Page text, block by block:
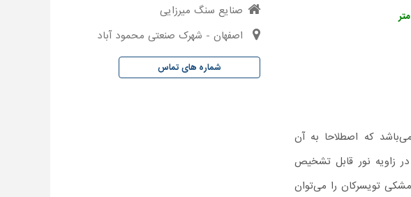
که اصطلاحا به آن
زاویه نور قابل تشخیص
تویسرکان را می‌توان
صنایع سنگ میرزایی
اصفهان - شهرک صنعتی محمود آباد
شماره های تماس